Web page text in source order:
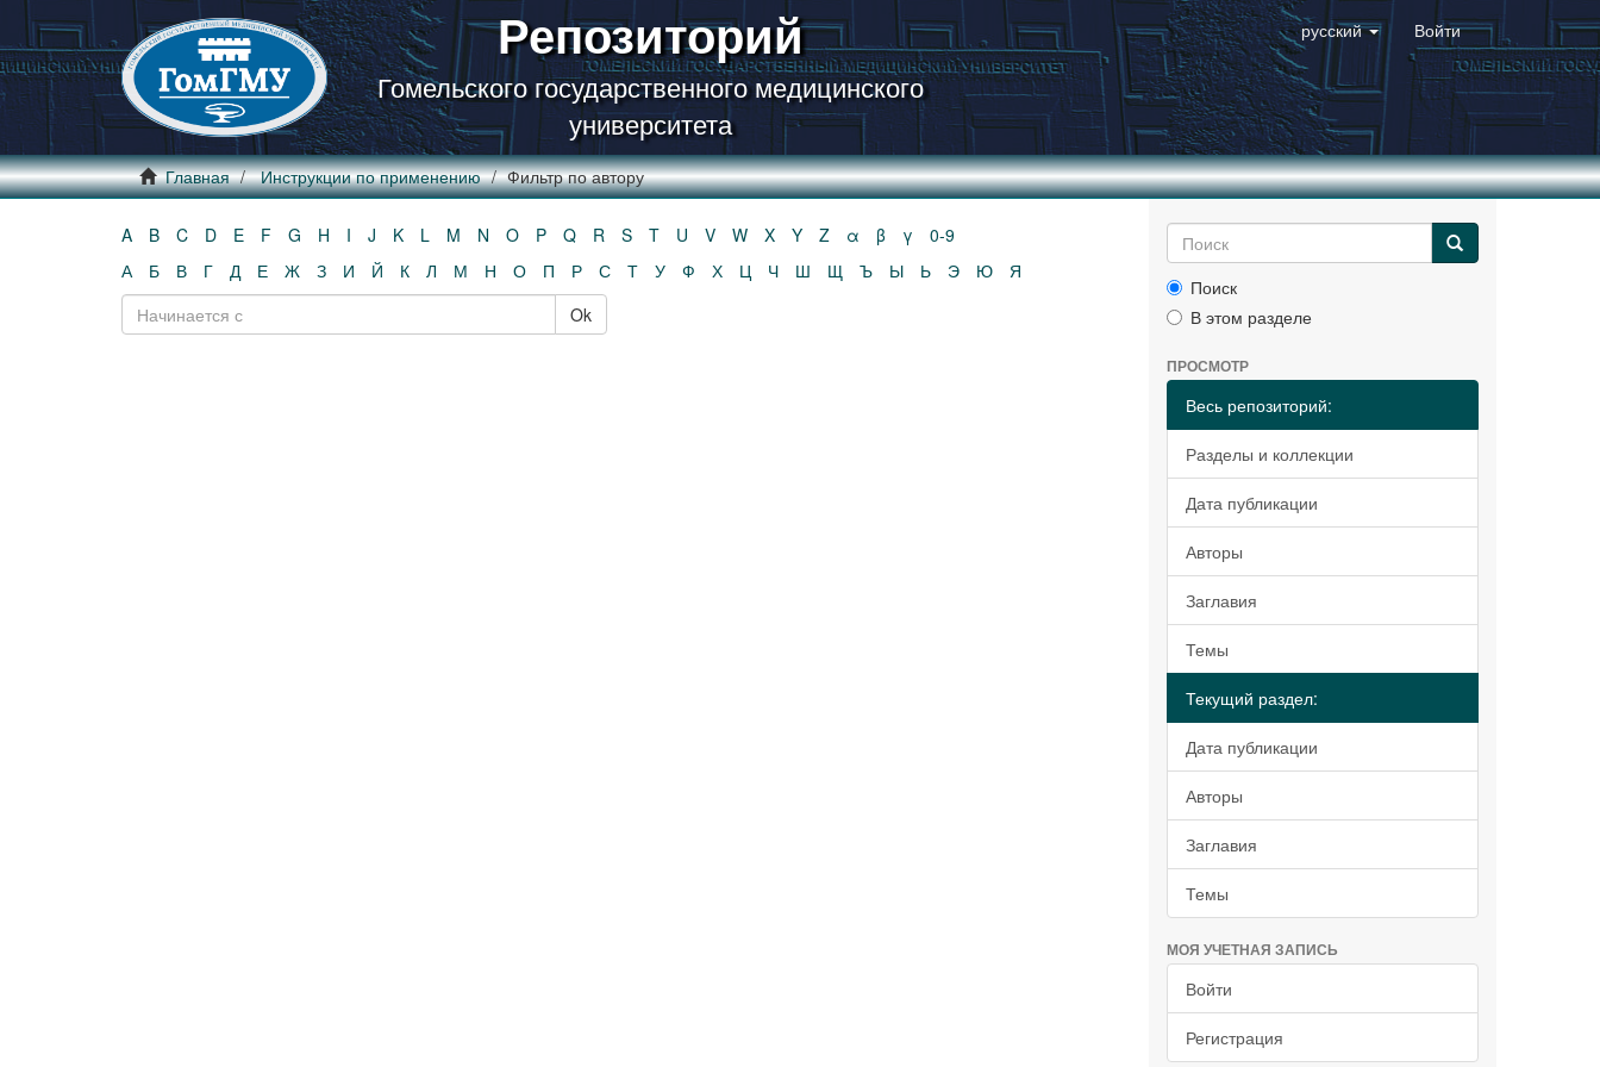
Репозиторий
Гомельского государственного медицинского
университета
русский Войти
Главная Инструкции по применению Фильтр по автору
A B C D E F G H I J K L M N O P Q R S T U V W X Y Z α β γ
0-9
А
Б В Г Д Е Ж З И Й К Л М Н О П Р С Т У Ф Х Ц Ч Ш Щ Ъ Ы Ь Э Ю
Я
Ok
Поиск
В этом разделе
ПРОСМОТР
Весь репозиторий:
Разделы и коллекции
Дата публикации
Авторы
Заглавия
Темы
Текущий раздел:
Дата публикации
Авторы
Заглавия
Темы
МОЯ УЧЕТНАЯ ЗАПИСЬ
Войти
Регистрация